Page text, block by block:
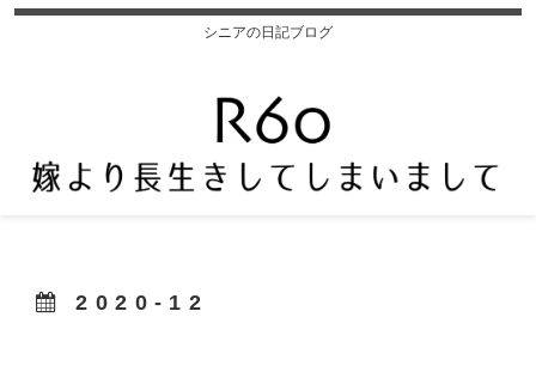
シニアの日記ブログ
2020-12